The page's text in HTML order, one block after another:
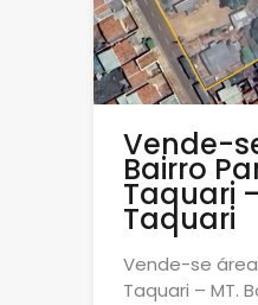
Vende-
Bairro
Taquari
Taquari
Vende-se
Taquari – MT.